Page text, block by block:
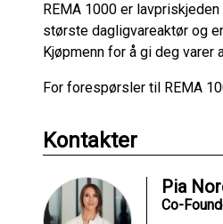
REMA 1000 er
største dagligvareaktør og
Kjøpmenn for å gi deg
For forespørsler til REMA
Kontakter
Pia
Co-